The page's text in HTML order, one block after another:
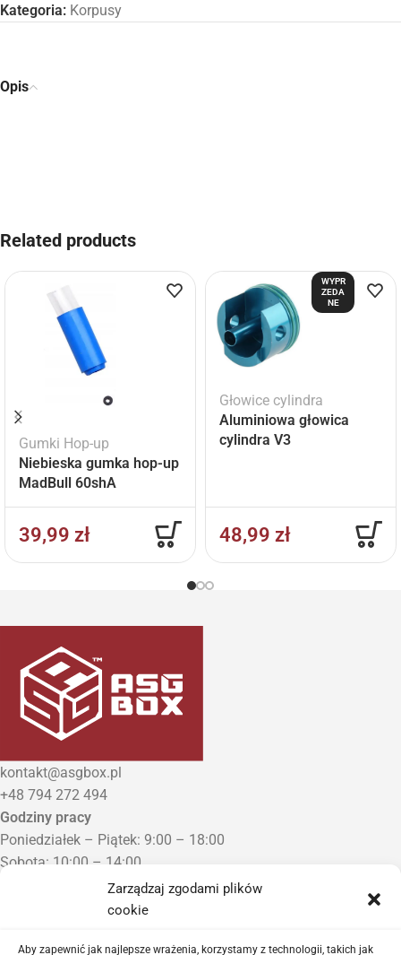
Zarządzaj zgodami plików
cookie
Aby zapewnić jak najlepsze wrażenia, korzystamy z technologii, takich jak
Kategoria: Korpusy
Opis
Related products
Gumki Hop-up
Niebieska gumka hop-up
MadBull 60shA
39,99 zł
WYPR
ZEDA
NE
Głowice cylindra
Aluminiowa głowica
cylindra V3
48,99 zł
kontakt@asgbox.pl
+48 794 272 494
Godziny pracy
Poniedziałek – Piątek: 9:00 – 18:00
Sobota: 10:00 – 14:00
Niedziela: Zamknięte
Punkt Odbioru zamówień